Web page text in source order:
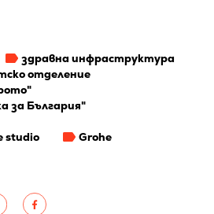
здравна инфраструктура
отделение
за България"
studio
Grohe